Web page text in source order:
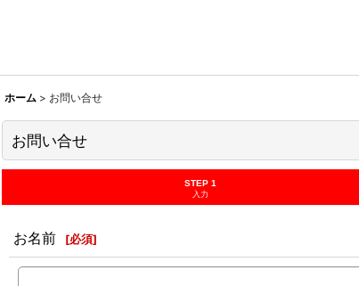
ホーム > お問い合せ
お問い合せ
STEP 1
入力
お名前 [必須]